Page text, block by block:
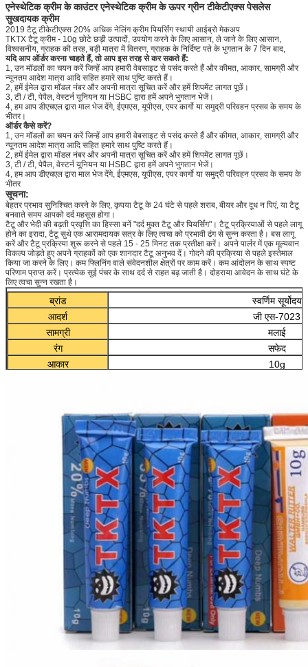
एनेस्थेटिक क्रीम के काउंटर एनेस्थेटिक क्रीम के ऊपर ग्रीन टीकेटीएक्स पेसलेस
सुखदायक क्रीम
2019 टैटू टीकेटीएक्स 20% अधिक नेलिंग क्रीम पियर्सिंग स्थायी आईब्रो मेकअप
TKTX टैटू क्रीम - 10g छोटे छड़ी उत्पादों, उपयोग करने के लिए आसान, ले जाने के लिए आसान,
विश्वसनीय, ग्राहक की तरह, बड़ी मात्रा में वितरण, ग्राहक के निर्दिष्ट पते के भुगतान के 7 दिन बाद,
यदि आप ऑर्डर करना चाहते हैं, तो आप इस तरह से कर सकते हैं:
1, उन मॉडलों का चयन करें जिन्हें आप हमारी वेबसाइट से पसंद करते हैं और कीमत, आकार, सामग्री और
न्यूनतम आदेश मात्रा आदि सहित हमारे साथ पुष्टि करते हैं।
2, हमें ईमेल द्वारा मॉडल नंबर और अपनी मात्रा सूचित करें और हमें शिपमेंट लागत पूछें।
3, टी / टी, पेपैल, वेस्टर्न यूनियन या HSBC द्वारा हमें अपने भुगतान भेजें।
4, हम आप डीएचएल द्वारा माल भेज देंगे, ईएमएस, यूपीएस, एयर कार्गो या समुद्री परिवहन प्रसव के समय के
भीतर।
ऑर्डर कैसे करें?
1, उन मॉडलों का चयन करें जिन्हें आप हमारी वेबसाइट से पसंद करते हैं और कीमत, आकार, सामग्री और
न्यूनतम आदेश मात्रा आदि सहित हमारे साथ पुष्टि करते हैं।
2, हमें ईमेल द्वारा मॉडल नंबर और अपनी मात्रा सूचित करें और हमें शिपमेंट लागत पूछें।
3, टी / टी, पेपैल, वेस्टर्न यूनियन या HSBC द्वारा हमें अपने भुगतान भेजें।
4, हम आप डीएचएल द्वारा माल भेज देंगे, ईएमएस, यूपीएस, एयर कार्गो या समुद्री परिवहन प्रसव के समय के
भीतर
सूचना:
बेहतर प्रभाव सुनिश्चित करने के लिए, कृपया टैटू के 24 घंटे से पहले शराब, बीयर और दूध न पिएं, या टैटू
बनवाते समय आपको दर्द महसूस होगा।
टैटू और भेदी की बढ़ती प्रवृत्ति का हिस्सा बनें "दर्द मुक्त टैटू और पियर्सिंग"। टैटू प्रक्रियाओं से पहले लागू
होने का इरादा, टैटू सुथे एक आरामदायक सत्र के लिए त्वचा को प्रभावी ढंग से सुन्न करता है। बस लागू
करें और टैटू प्रक्रिया शुरू करने से पहले 15 - 25 मिनट तक प्रतीक्षा करें। अपने पार्लर में एक मूल्यवान
विकल्प जोड़ते हुए अपने ग्राहकों को एक शानदार टैटू अनुभव दें। गोदने की प्रक्रिया से पहले इस्तेमाल
किया जा करने के लिए। कम फ्लिनिंग वाले संवेदनशील क्षेत्रों पर काम करें। कम आंदोलन के साथ स्पष्ट
परिणाम प्राप्त करें। प्रत्येक सुई पंचर के साथ दर्द से राहत बढ़ जाती है। दोहराया आवेदन के साथ घंटे के
लिए त्वचा सुन्न रखता है।
ब्रांड
स्वर्णिम सूर्योदय
आदर्श
जी एस-7023
सामग्री
मलाई
रंग
सफेद
आकार
10g